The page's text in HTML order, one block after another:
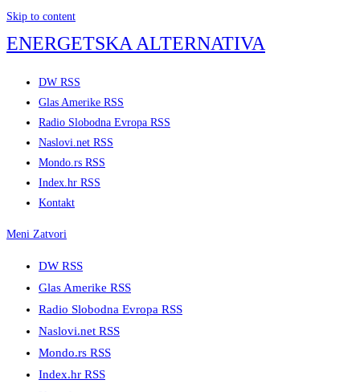
Skip to content
ENERGETSKA ALTERNATIVA
DW RSS
Glas Amerike RSS
Radio Slobodna Evropa RSS
Naslovi.net RSS
Mondo.rs RSS
Index.hr RSS
Kontakt
Meni Zatvori
DW RSS
Glas Amerike RSS
Radio Slobodna Evropa RSS
Naslovi.net RSS
Mondo.rs RSS
Index.hr RSS